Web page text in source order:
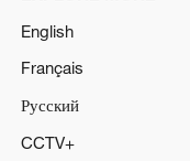
English
Français
Русский
CCTV+